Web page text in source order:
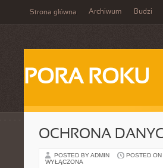
Strona główna Archiwum Budzi
PORA ROKU
OCHRONA
POSTED BY ADMIN POSTED
WYŁĄCZONA